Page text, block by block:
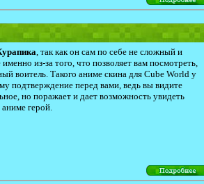
, так как он сам по себе не сложный и
из-за того, что позволяет вам посмотреть,
воитель. Такого аниме скина для Cube World у
подтверждение перед вами, ведь вы видите
но поражает и дает возможность увидеть
герой.